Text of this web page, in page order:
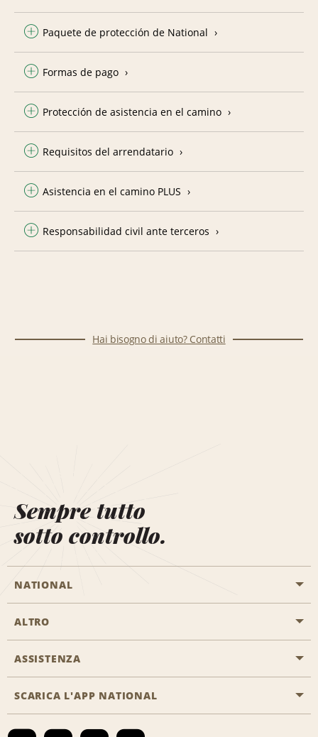
Paquete de protección de National
Formas de pago
Protección de asistencia en el camino
Requisitos del arrendatario
Asistencia en el camino PLUS
Responsabilidad civil ante terceros
Hai bisogno di aiuto? Contatti
Sempre tutto
sotto controllo.
NATIONAL
Inizia una prenotazione
Programmi business
ALTRO
Offerte di lavoro
ASSISTENZA
Accessibilità
SCARICA L'APP NATIONAL